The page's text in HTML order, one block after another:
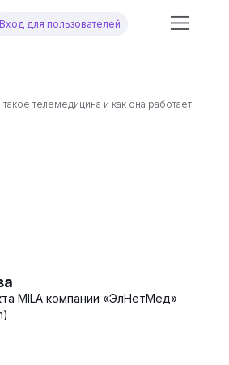
Вход для пользователей
такое телемедицина и как она работает
MILA компании «ЭлНетМед»